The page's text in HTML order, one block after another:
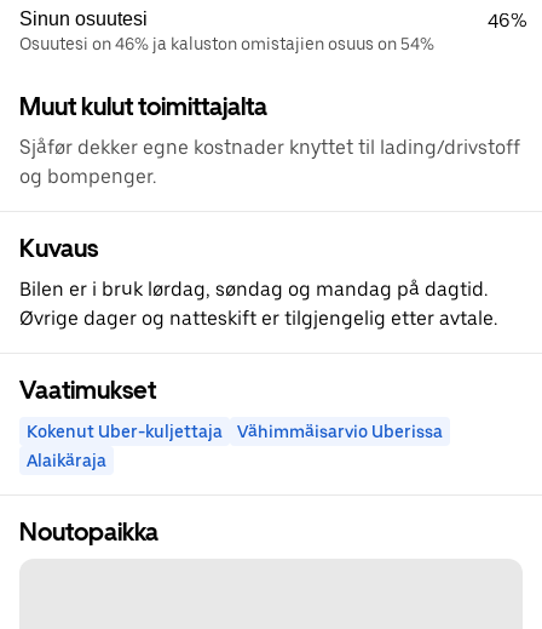
Sinun osuutesi
Osuutesi on 46% ja kaluston omistajien osuus on 54%
46%
Muut kulut toimittajalta
Sjåfør dekker egne kostnader knyttet til lading/drivstoff
og bompenger.
Kuvaus
Bilen er i bruk lørdag, søndag og mandag på dagtid.
Øvrige dager og natteskift er tilgjengelig etter avtale.
Vaatimukset
Kokenut Uber-kuljettaja
Vähimmäisarvio Uberissa
Alaikäraja
Noutopaikka